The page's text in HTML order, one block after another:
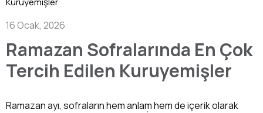
16 Ocak, 2026
Ramazan Sofralarında En Çok
Tercih Edilen Kuruyemişler
Ramazan ayı, sofraların hem anlam hem de içerik olarak